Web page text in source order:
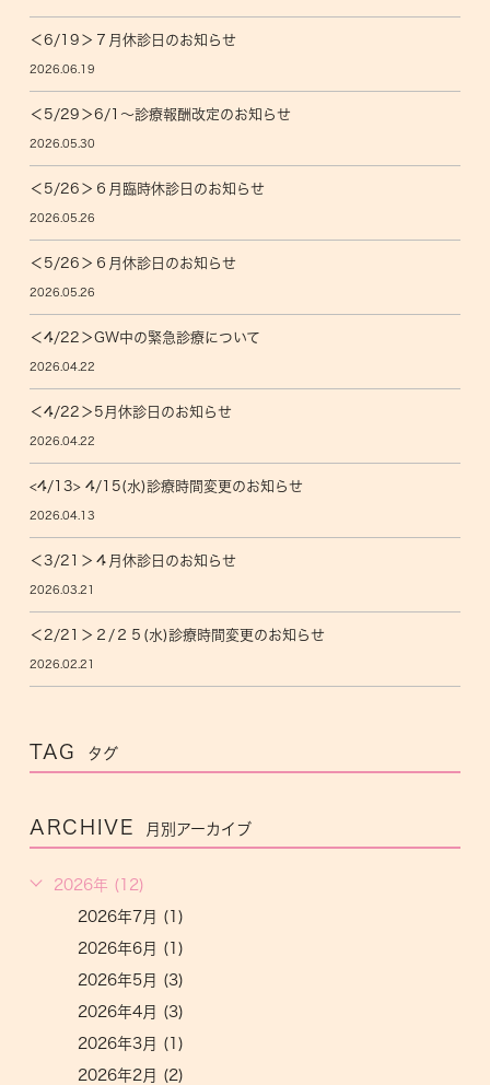
＜6/19＞７月休診日のお知らせ
2026.06.19
＜5/29＞6/1〜診療報酬改定のお知らせ
2026.05.30
＜5/26＞６月臨時休診日のお知らせ
2026.05.26
＜5/26＞６月休診日のお知らせ
2026.05.26
＜4/22＞GW中の緊急診療について
2026.04.22
＜4/22＞5月休診日のお知らせ
2026.04.22
<4/13> 4/15(水)診療時間変更のお知らせ
2026.04.13
＜3/21＞４月休診日のお知らせ
2026.03.21
＜2/21＞２/２５(水)診療時間変更のお知らせ
2026.02.21
TAG タグ
ARCHIVE 月別アーカイブ
2026年 (12)
2026年7月 (1)
2026年6月 (1)
2026年5月 (3)
2026年4月 (3)
2026年3月 (1)
2026年2月 (2)